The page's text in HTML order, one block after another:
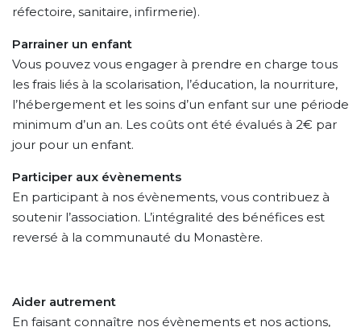
réfectoire, sanitaire, infirmerie).
Parrainer un enfant
Vous pouvez vous engager à prendre en charge tous
les frais liés à la scolarisation, l’éducation, la nourriture,
l’hébergement et les soins d’un enfant sur une période
minimum d’un an. Les coûts ont été évalués à 2€ par
jour pour un enfant.
Participer aux évènements
En participant à nos évènements, vous contribuez à
soutenir l’association. L’intégralité des bénéfices est
reversé à la communauté du Monastère.
Aider autrement
En faisant connaître nos évènements et nos actions,